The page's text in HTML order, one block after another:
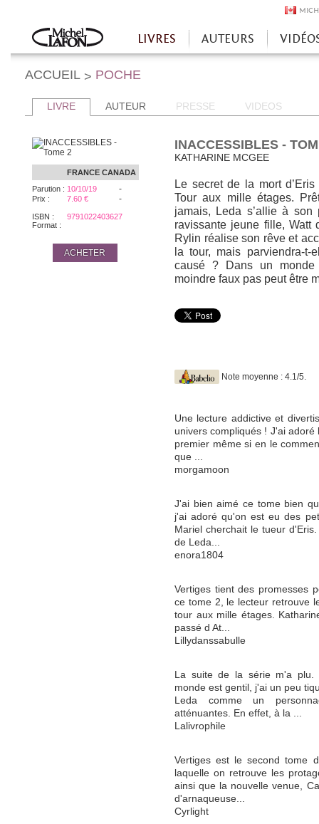
Accueil
LIVRES AUTEURS
ACCUEIL > POCHE
LIVRE AUTEUR PRESSE VIDEOS
FRANCE CANADA
Parution : 10/10/19 -
Prix : 7.60 € -
ISBN :
9791022403627
Format :
ACHETER
INACCESSIBLES -
KATHARINE MCGEE
Le secret de la mort
Tour aux mille étages.
jamais, Leda s’allie à
ravissante jeune fille, Watt
Rylin réalise son rêve et
la tour, mais parviendra-
causé ? Dans un
moindre faux pas peut être
Note moyenne : 4.1/5.
Une lecture addictive et
univers compliqués ! J'ai
premier même si en le
que ...
morgamoon
J'ai bien aimé ce tome bien
j'ai adoré qu'on est eu des
Mariel cherchait le tueur
de Leda...
enora1804
Vertiges tient des promesses
ce tome 2, le lecteur retrouve
tour aux mille étages.
passé d At...
Lillydanssabulle
La suite de la série m'a
monde est gentil, j'ai un peu
Leda comme un
atténuantes. En effet, à la ...
Lalivrophile
Vertiges est le second tome
laquelle on retrouve les
ainsi que la nouvelle venue,
d'arnaqueuse...
Cyrlight